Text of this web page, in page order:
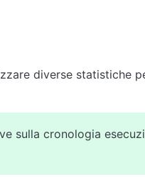
diverse statistiche
sulla cronologia